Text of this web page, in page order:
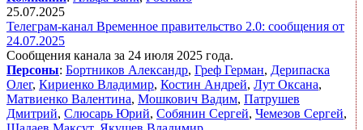
25.07.2025
Телеграм-канал Временное правительство 2.0: сообщения от
24.07.2025
Сообщения канала за 24 июля 2025 года.
Персоны: Бортников Александр, Греф Герман, Дерипаска
Олег, Кириенко Владимир, Костин Андрей, Лут Оксана,
Матвиенко Валентина, Мошкович Вадим, Патрушев
Дмитрий, Слюсарь Юрий, Собянин Сергей, Чемезов Сергей,